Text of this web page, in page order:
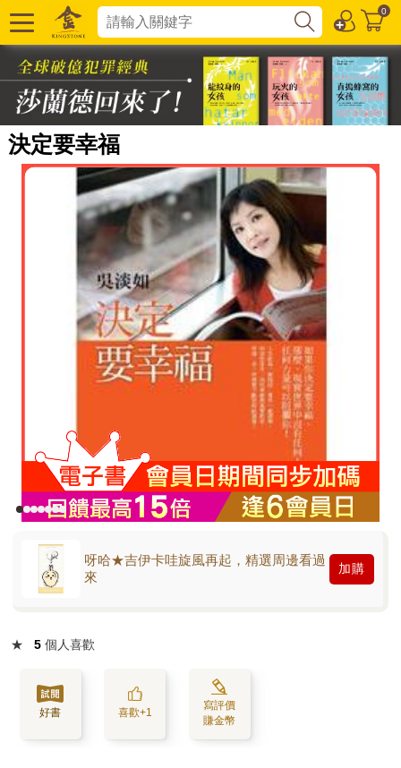
0
決定要幸福
呀哈★吉伊卡哇旋風再起，精選周邊看過
來
加購
★ 5 個人喜歡
好書 喜歡+1
寫評價
賺金幣